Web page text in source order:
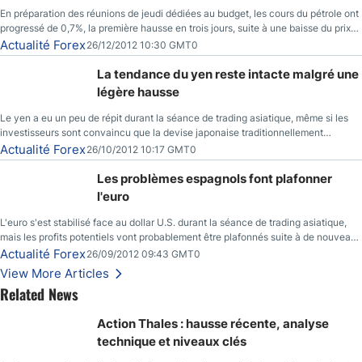
En préparation des réunions de jeudi dédiées au budget, les cours du pétrole ont
progressé de 0,7%, la première hausse en trois jours, suite à une baisse du prix
des réserves de pétrole américaines à un bas de 10 semaines.
Actualité Forex26/12/2012 10:30 GMT0
La tendance du yen reste intacte malgré une
légère hausse
Le yen a eu un peu de répit durant la séance de trading asiatique, même si les
investisseurs sont convaincu que la devise japonaise traditionnellement
sécuritaire devrait chuter de façon importante après la réunion de la Banque du
Japon la semaine prochaine.
Actualité Forex26/10/2012 10:17 GMT0
Les problèmes espagnols font plafonner
l'euro
L'euro s'est stabilisé face au dollar U.S. durant la séance de trading asiatique,
mais les profits potentiels vont probablement être plafonnés suite à de nouveaux
événements liés au renflouement en Espagne, renforçant les inquiétudes des
investisseurs.
Actualité Forex26/09/2012 09:43 GMT0
View More Articles
Related News
Action Thales : hausse récente, analyse
technique et niveaux clés